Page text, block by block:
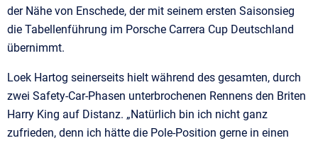
der Nähe von Enschede, der mit seinem ersten Saisonsieg
die Tabellenführung im Porsche Carrera Cup Deutschland
übernimmt.
Loek Hartog seinerseits hielt während des gesamten, durch
zwei Safety-Car-Phasen unterbrochenen Rennens den Briten
Harry King auf Distanz. „Natürlich bin ich nicht ganz
zufrieden, denn ich hätte die Pole-Position gerne in einen